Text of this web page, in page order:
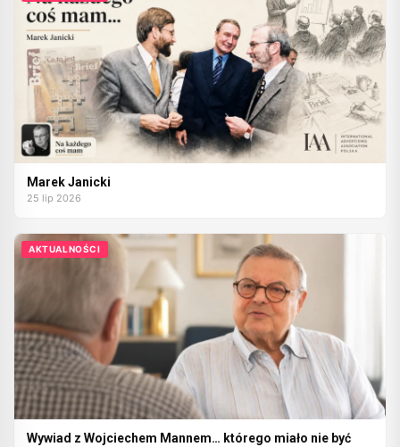
Marek Janicki
25 lip 2026
AKTUALNOŚCI
Wywiad z Wojciechem Mannem… którego miało nie być